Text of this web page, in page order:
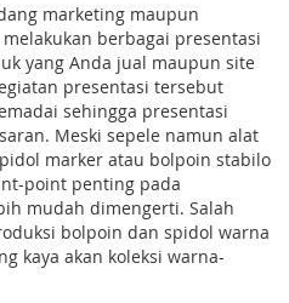
marketing maupun
berbagai presentasi
yang Anda jual maupun site
presentasi tersebut
sehingga presentasi
Meski sepele namun alat
marker atau bolpoin stabilo
point penting pada
mudah dimengerti. Salah
bolpoin dan spidol warna
kaya akan koleksi warna-